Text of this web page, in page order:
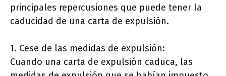
principales repercusiones que puede tener la
caducidad de una carta de expulsión.
1. Cese de las medidas de expulsión:
Cuando una carta de expulsión caduca, las